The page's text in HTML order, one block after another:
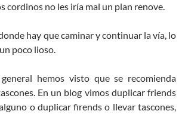
cordinos no les iría mal un plan renove.
hay que caminar y continuar la vía, lo
poco lioso.
hemos visto que se recomienda
En un blog vimos duplicar friends
o duplicar firends o llevar tascones,